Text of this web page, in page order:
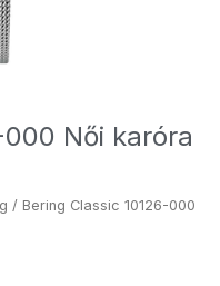
Női karóra
/ Bering Classic 10126-000